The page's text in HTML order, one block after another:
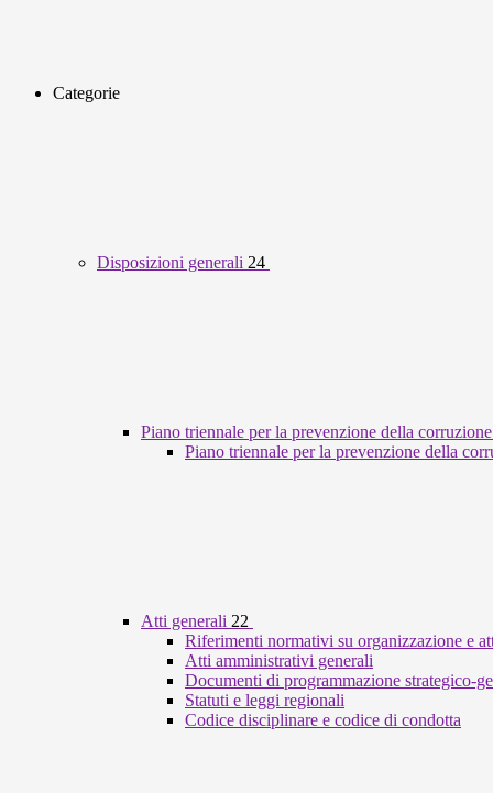
Categorie
Disposizioni generali 24
Piano triennale per la prevenzione della
Piano triennale per la prevenzione della
Atti generali 22
Riferimenti normativi su organizzazione e
Atti amministrativi generali
Documenti di programmazione strategico-
Statuti e leggi regionali
Codice disciplinare e codice di condotta